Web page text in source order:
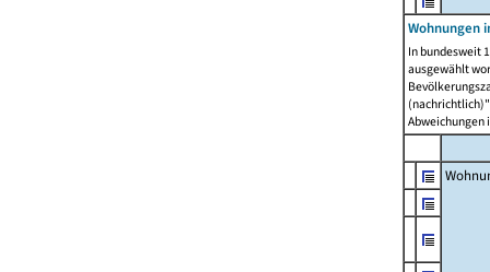
Wohnungen
In bundesweit
ausgewählt
Abweichungen